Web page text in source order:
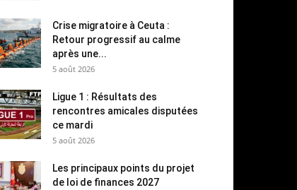
Crise migratoire à Ceuta :
Retour progressif au calme
après une...
5 août 2026
Ligue 1 : Résultats des
rencontres amicales disputées
ce mardi
5 août 2026
Les principaux points du projet
de loi de finances 2027